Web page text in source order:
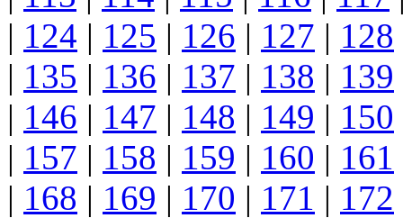
| 124 | 125 | 126 | 127 | 128
| 135 | 136 | 137 | 138 | 139
| 146 | 147 | 148 | 149 | 150
| 157 | 158 | 159 | 160 | 161
| 168 | 169 | 170 | 171 | 172